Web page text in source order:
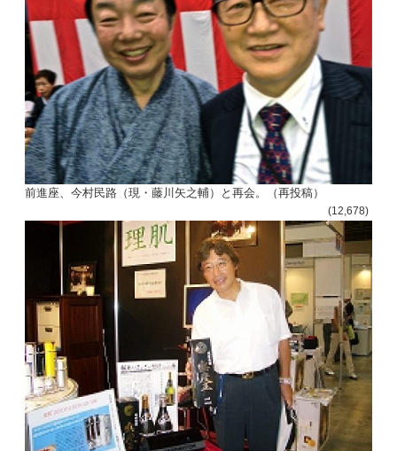
前進座、今村民路（現・藤川矢之輔）と再会。（再投稿）
(12,678)